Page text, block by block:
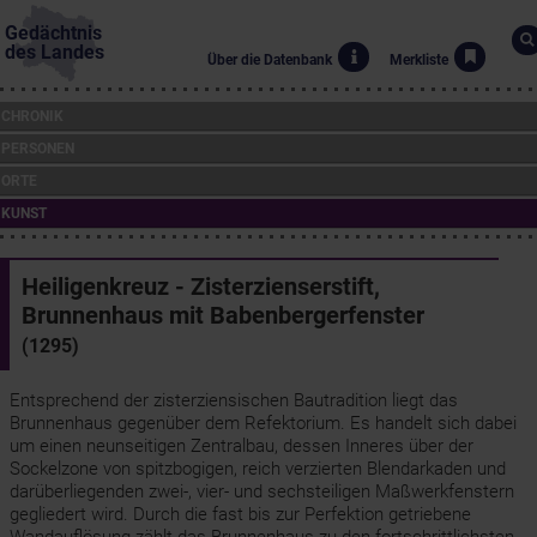
Gedächtnis
des Landes
Über die Datenbank Merkliste
KUNST
Heiligenkreuz - Zisterzienserstift,
Brunnenhaus mit Babenbergerfenster
(1295)
Entsprechend der zisterziensischen Bautradition liegt das
Brunnenhaus gegenüber dem Refektorium. Es handelt sich dabei
um einen neunseitigen Zentralbau, dessen Inneres über der
Sockelzone von spitzbogigen, reich verzierten Blendarkaden und
darüberliegenden zwei-, vier- und sechsteiligen Maßwerkfenstern
gegliedert wird. Durch die fast bis zur Perfektion getriebene